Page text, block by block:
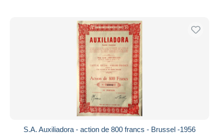
S.A. Auxiliadora - action de 800 francs - Brussel -1956